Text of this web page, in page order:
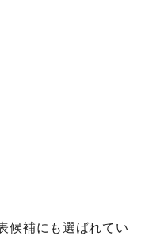
候補にも選ばれてい